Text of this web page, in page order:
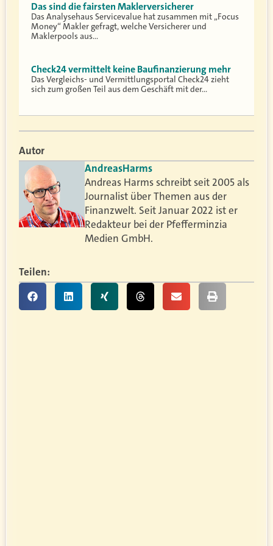
Das sind die fairsten Maklerversicherer
Das Analysehaus Servicevalue hat zusammen mit „Focus
Money“ Makler gefragt, welche Versicherer und
Maklerpools aus…
Check24 vermittelt keine Baufinanzierung mehr
Das Vergleichs- und Vermittlungsportal Check24 zieht
sich zum großen Teil aus dem Geschäft mit der…
Autor
AndreasHarms
Andreas Harms schreibt seit 2005 als
Journalist über Themen aus der
Finanzwelt. Seit Januar 2022 ist er
Redakteur bei der Pfefferminzia
Medien GmbH.
Teilen: